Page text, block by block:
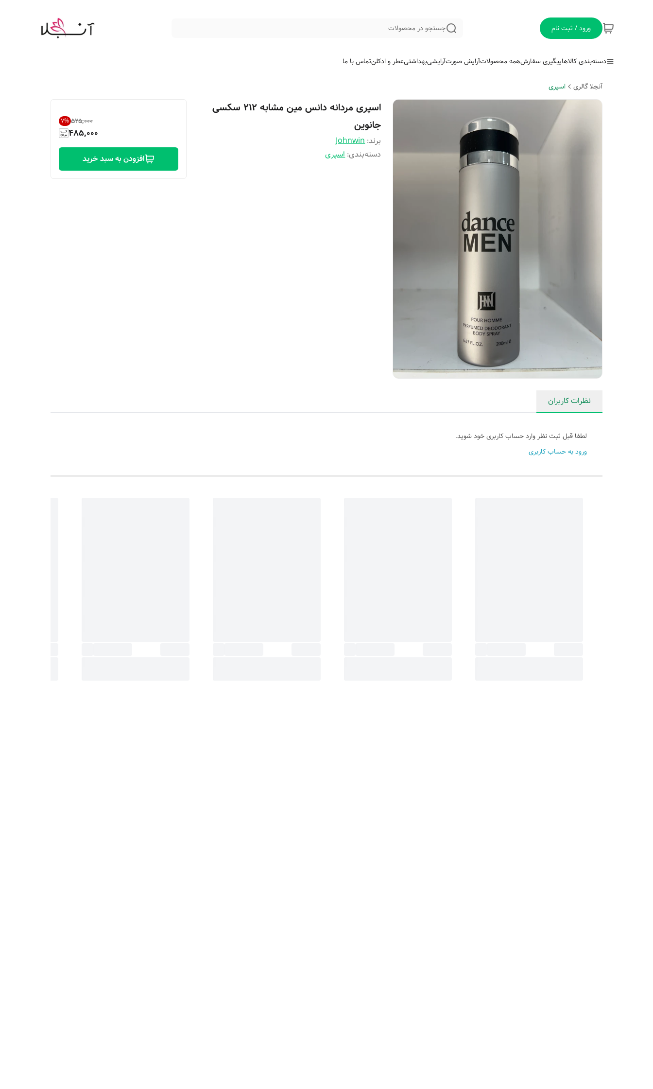
ورود / ثبت نام جستجو در محصولات
دسته‌بندی کالاهاپیگیری سفارشهمه محصولاتآرایش صورتآرایشیبهداشتیعطر و ادکلنتماس با ما
آنجلا گالری اسپری
اسپری مردانه دانس مین مشابه ۲۱۲ سکسی
جانوین
برند:Johnwin
دسته‌بندی:اسپری
۵۲۵٬۰۰۰ 7%
485,000
افزودن به سبد خرید
نظرات کاربران
لطفا قبل ثبت نظر وارد حساب کاربری خود شوید.
ورود به حساب کاربری